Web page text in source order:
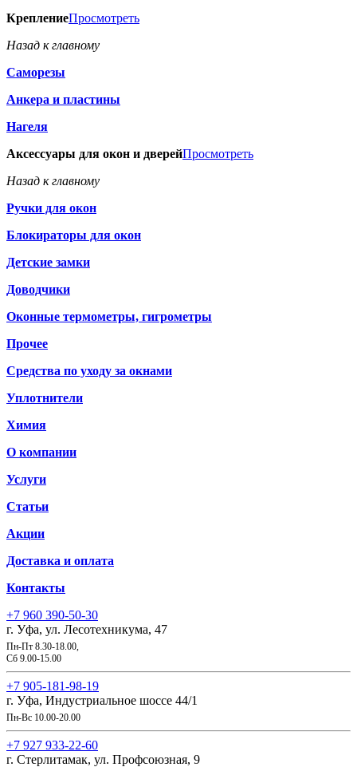
КреплениеПросмотреть
Назад к главному
Саморезы
Анкера и пластины
Нагеля
Аксессуары для окон и дверейПросмотреть
Назад к главному
Ручки для окон
Блокираторы для окон
Детские замки
Доводчики
Оконные термометры, гигрометры
Прочее
Средства по уходу за окнами
Уплотнители
Химия
О компании
Услуги
Статьи
Акции
Доставка и оплата
Контакты
+7 960 390-50-30
г. Уфа, ул. Лесотехникума, 47
Пн-Пт 8.30-18.00,
Сб 9.00-15.00
+7 905-181-98-19
г. Уфа, Индустриальное шоссе 44/1
Пн-Вс 10.00-20.00
+7 927 933-22-60
г. Стерлитамак, ул. Профсоюзная, 9